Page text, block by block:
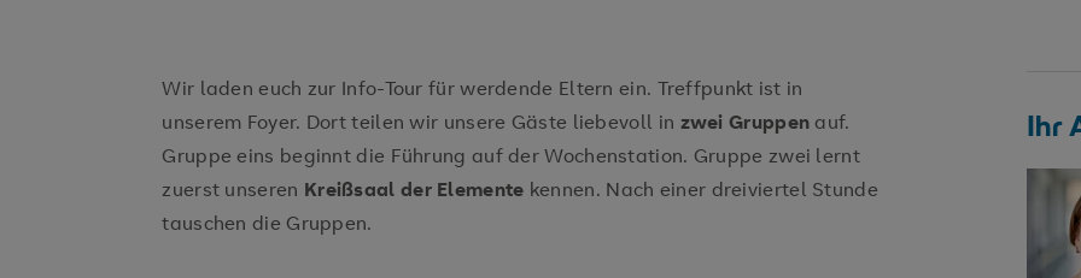
Wir laden euch zur Info-Tour für werdende Eltern ein. Treffpunkt ist in
unserem Foyer. Dort teilen wir unsere Gäste liebevoll in zwei Gruppenauf.
Gruppe eins beginnt die Führung auf der Wochenstation. Gruppe zwei lernt
zuerst unseren Kreißsaal der Elemente kennen. Nach einer dreiviertel Stunde
tauschen die Gruppen.
Ihr